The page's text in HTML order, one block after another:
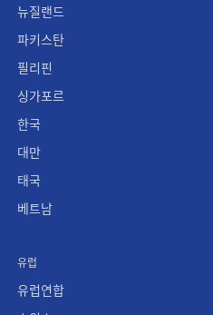
유럽
유럽연합
뉴질랜드
파키스탄
필리핀
싱가포르
한국
대만
태국
베트남